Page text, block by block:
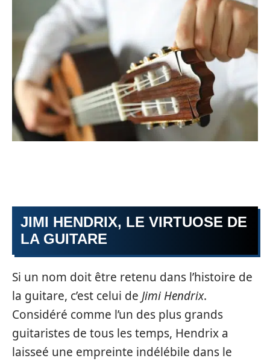
JIMI HENDRIX, LE VIRTUOSE DE
LA GUITARE
Si un nom doit être retenu dans l’histoire de
la guitare, c’est celui de Jimi Hendrix.
Considéré comme l’un des plus grands
guitaristes de tous les temps, Hendrix a
laisseé une empreinte indélébile dans le